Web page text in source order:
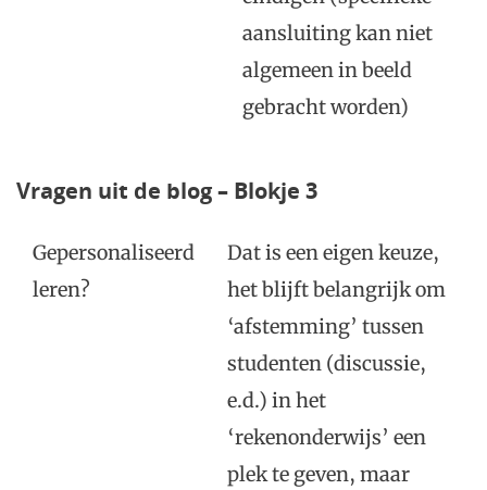
aansluiting kan niet
algemeen in beeld
gebracht worden)
Vragen uit de blog – Blokje 3
Gepersonaliseerd
leren?
Dat is een eigen keuze,
het blijft belangrijk om
‘afstemming’ tussen
studenten (discussie,
e.d.) in het
‘rekenonderwijs’ een
plek te geven, maar